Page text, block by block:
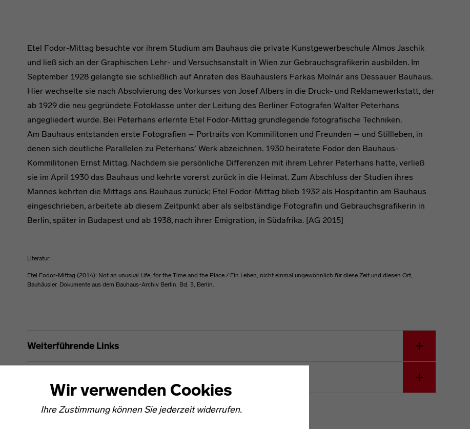
Wir verwenden Cookies
Ihre Zustimmung können Sie jederzeit widerrufen.
Etel Fodor-Mittag besuchte vor ihrem Studium am Bauhaus die private Kunstgewerbeschule Almos Jaschik
und ließ sich an der Graphischen Lehr- und Versuchsanstalt in Wien zur Gebrauchsgrafikerin ausbilden. Im
September 1928 gelangte sie schließlich auf Anraten des Bauhäuslers Farkas Molnár ans Dessauer Bauhaus.
Hier wechselte sie nach Absolvierung des Vorkurses von Josef Albers in die Druck- und Reklamewerkstatt, der
ab 1929 die neu gegründete Fotoklasse unter der Leitung des Berliner Fotografen Walter Peterhans
angegliedert wurde. Bei Peterhans erlernte Etel Fodor-Mittag grundlegende fotografische Techniken.
Am Bauhaus entstanden erste Fotografien – Portraits von Kommilitonen und Freunden – und Stillleben, in
denen sich deutliche Parallelen zu Peterhans’ Werk abzeichnen. 1930 heiratete Fodor den Bauhaus-
Kommilitonen Ernst Mittag. Nachdem sie persönliche Differenzen mit ihrem Lehrer Peterhans hatte, verließ
sie im April 1930 das Bauhaus und kehrte vorerst zurück in die Heimat. Zum Abschluss der Studien ihres
Mannes kehrten die Mittags ans Bauhaus zurück; Etel Fodor-Mittag blieb 1932 als Hospitantin am Bauhaus
eingeschrieben, arbeitete ab diesem Zeitpunkt aber als selbständige Fotografin und Gebrauchsgrafikerin in
Berlin, später in Budapest und ab 1938, nach ihrer Emigration, in Südafrika. [AG 2015]
Literatur:
Etel Fodor-Mittag (2014): Not an unusual Life, for the Time and the Place / Ein Leben, nicht einmal ungewöhnlich für diese Zeit und diesen Ort,
Bauhäusler. Dokumente aus dem Bauhaus-Archiv Berlin. Bd. 3, Berlin.
Etel Fodor-Mittag
Weiterführende Links